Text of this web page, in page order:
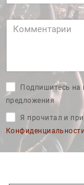
Подпишитесь на
предложения
Я прочитал и
Конфиденциальности